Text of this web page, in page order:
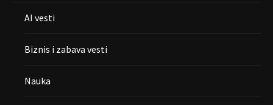
AI vesti
Biznis i zabava vesti
Nauka